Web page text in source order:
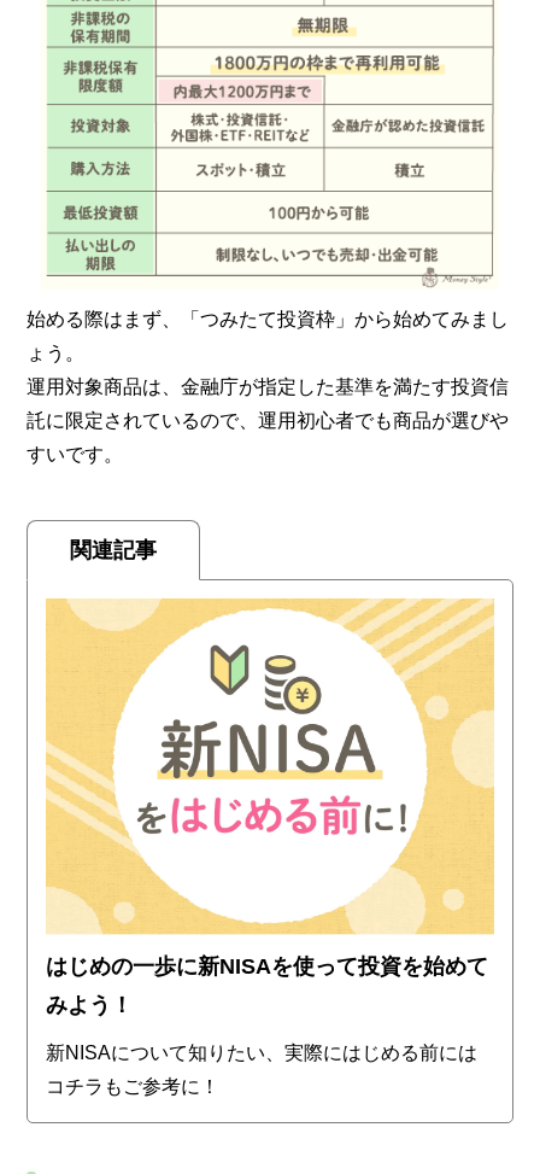
始める際はまず、「つみたて投資枠」から始めてみまし
ょう。
運用対象商品は、金融庁が指定した基準を満たす投資信
託に限定されているので、運用初心者でも商品が選びや
すいです。
関連記事
はじめの一歩に新NISAを使って投資を始めて
みよう！
新NISAについて知りたい、実際にはじめる前には
コチラもご参考に！